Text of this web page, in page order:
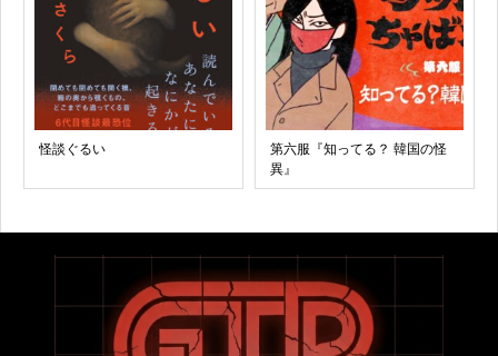
怪談ぐるい
第六服『知ってる？ 韓国の怪
異』